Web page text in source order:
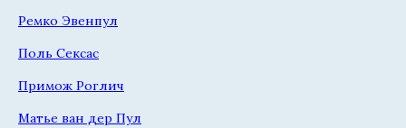
Ремко Эвенпул
Поль Сексас
Примож Роглич
Матье ван дер Пул